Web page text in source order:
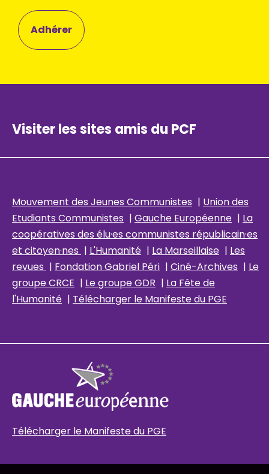
Adhérer
Visiter les sites amis du PCF
Mouvement des Jeunes Communistes | Union des
Etudiants Communistes | Gauche Européenne | La
coopératives des élu·es communistes républicain·es
et citoyen·nes | L'Humanité | La Marseillaise | Les
revues | Fondation Gabriel Péri | Ciné-Archives | Le
groupe CRCE | Le groupe GDR | La Fête de
l'Humanité | Télécharger le Manifeste du PGE
Télécharger le Manifeste du PGE